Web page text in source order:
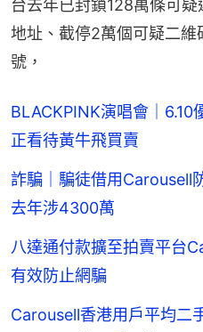
台去年已封鎖128萬條可
地址、截停2萬個可疑二
號，
BLACKPINK演唱會｜
正看待黃牛飛買賣
詐騙｜騙徒借用Carousell
去年涉4300萬
八達通付款擴至拍賣平台
有效防止網騙
Carousell香港用戶平均